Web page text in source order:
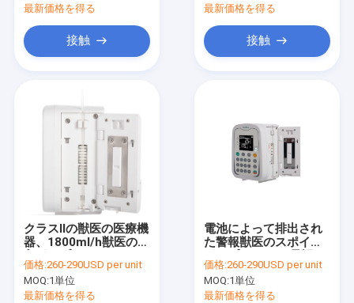
最新価格を得る
接触
最新価格を得る
接触
クラスIIの獣医の医療機
器、1800ml/h獣医の注
価格:260-290USD per unit
MOQ:1単位
最新価格を得る
電池によって排出され
た警報獣医のスポイト
た;すべての患者;なめら
かなコンパクト;
価格:260-290USD per unit
MOQ:1単位
最新価格を得る